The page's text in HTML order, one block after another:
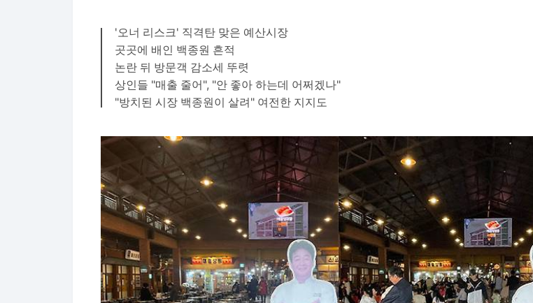
'오너 리스크' 직격탄 맞은 예산시장
곳곳에 배인 백종원 흔적
논란 뒤 방문객 감소세 뚜렷
상인들 "매출 줄어", "안 좋아 하는데 어쩌겠나"
"방치된 시장 백종원이 살려" 여전한 지지도